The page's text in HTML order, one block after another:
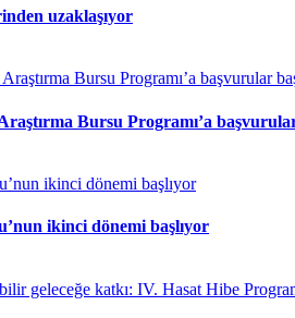
uzaklaşıyor
Bursu Programı’a
ikinci dönemi başlıyor